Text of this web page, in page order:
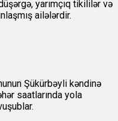
yarımçıq tikililər və
ailələrdir.
Şükürbəyli kəndinə
saatlarında yola